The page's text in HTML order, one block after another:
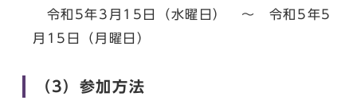
令和5年3月15日（水曜日） ～ 令和5年5
月15日（月曜日）
（3）参加方法